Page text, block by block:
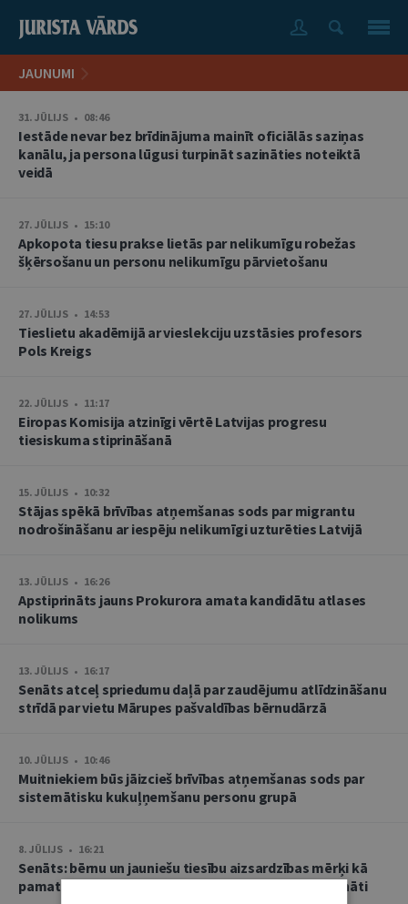
JAUNUMI
31. JŪLIJS • 08:46
Iestāde nevar bez brīdinājuma mainīt oficiālās saziņas
kanālu, ja persona lūgusi turpināt sazināties noteiktā
veidā
27. JŪLIJS • 15:10
Apkopota tiesu prakse lietās par nelikumīgu robežas
šķērsošanu un personu nelikumīgu pārvietošanu
27. JŪLIJS • 14:53
Tieslietu akadēmijā ar vieslekciju uzstāsies profesors
Pols Kreigs
22. JŪLIJS • 11:17
Eiropas Komisija atzinīgi vērtē Latvijas progresu
tiesiskuma stiprināšanā
15. JŪLIJS • 10:32
Stājas spēkā brīvības atņemšanas sods par migrantu
nodrošināšanu ar iespēju nelikumīgi uzturēties Latvijā
13. JŪLIJS • 16:26
Apstiprināts jauns Prokurora amata kandidātu atlases
nolikums
13. JŪLIJS • 16:17
Senāts atceļ spriedumu daļā par zaudējumu atlīdzināšanu
strīdā par vietu Mārupes pašvaldības bērnudārzā
10. JŪLIJS • 10:46
Muitniekiem būs jāizcieš brīvības atņemšanas sods par
sistemātisku kukuļņemšanu personu grupā
8. JŪLIJS • 16:21
Senāts: bērnu un jauniešu tiesību aizsardzības mērķi kā
pamatu atbrīvojumam no PVN nevar tulkot paplašināti